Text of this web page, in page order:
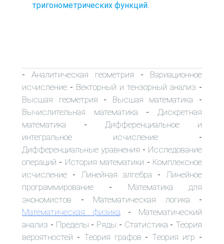
тригонометрических функций.
- Аналитическая геометрия - Вариационное
исчисление - Векторный и тензорный анализ -
Высшая геометрия - Высшая математика -
Вычислительная математика -Дискретная
математика - Дифференциальное и
интегральное исчисление -
Дифференциальные уравнения - Исследование
операций - История математики - Комплексное
исчисление - Линейная алгебра - Линейное
программирование - Математика для
экономистов - Математическая логика -
Математическая физика - Математический
анализ - Пределы - Ряды - Статистика - Теория
вероятностей - Теория графов - Теория игр -